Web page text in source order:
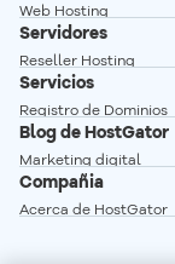
Web Hosting
Hosting Wordpress
Creador de Sitios
Servidores
Reseller Hosting
Servidor VPS
Servidor VPS n8n
Servidor Dedicado
Servidor Dedicado
Servicios
Registro de Dominios
Transferencia de
Correo profesional
Blog de HostGator
Marketing digital
Desarrollo Web
Compañia
Acerca de HostGator